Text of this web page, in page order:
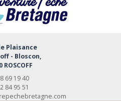
Plaisance
- Bloscon,
ROSCOFF
69 19 40
84 95 51